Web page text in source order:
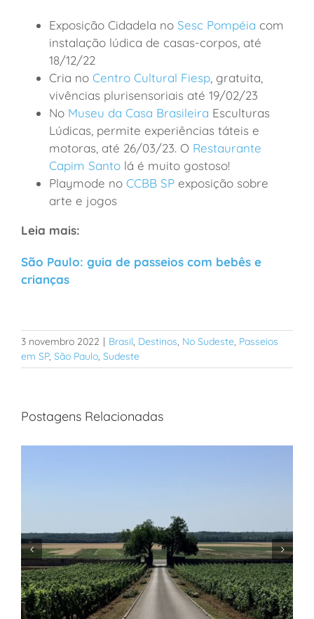
Exposição Cidadela no Sesc Pompéia com
instalação lúdica de casas-corpos, até
18/12/22
Cria no Centro Cultural Fiesp, gratuita,
vivências plurisensoriais até 19/02/23
No Museu da Casa Brasileira Esculturas
Lúdicas, permite experiências táteis e
motoras, até 26/03/23. O Restaurante
Capim Santolá é muito gostoso!
Playmode no CCBB SPexposição sobre
arte e jogos
Leia mais:
São Paulo: guia de passeios com bebês e
crianças
3 novembro 2022 | Brasil, Destinos, No Sudeste, Passeios
em SP, São Paulo, Sudeste
Postagens Relacionadas